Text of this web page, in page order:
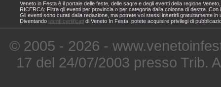
Veneto in Festa è il portale delle feste, delle sagre e degli eventi della regione
RICERCA: Filtra gli eventi per provincia o per categoria dalla colonna di destra.
Gli eventi sono curati dalla redazione, ma potrete voi stessi inserirli gratuitamente
Diventando utenti certificati di Veneto In Festa, potete acquisire privilegi di
© 2005 - 2026 -
17 del 24/07/2003 presso Trib.